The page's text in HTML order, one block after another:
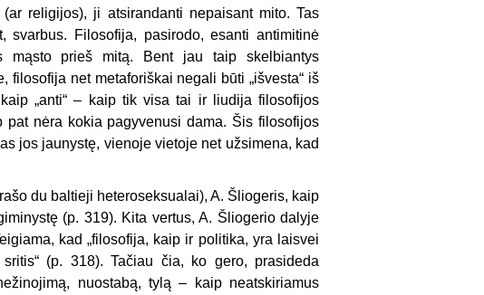
religijos), ji atsirandanti nepaisant mito. Tas
svarbus. Filosofija, pasirodo, esanti antimitinė
mąsto prieš mitą. Bent jau taip skelbiantys
filosofija net metaforiškai negali būti „išvesta“ iš
kaip „anti“ – kaip tik visa tai ir liudija filosofijos
nėra kokia pagyvenusi dama. Šis filosofijos
jos jaunystę, vienoje vietoje net užsimena, kad
du baltieji heteroseksualai), A. Šliogeris, kaip
(p. 319). Kita vertus, A. Šliogerio dalyje
kad „filosofija, kaip ir politika, yra laisvei
(p. 318). Tačiau čia, ko gero, prasideda
nuostabą, tylą – kaip neatskiriamus